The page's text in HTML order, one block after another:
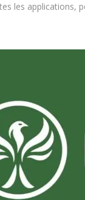
les applications,